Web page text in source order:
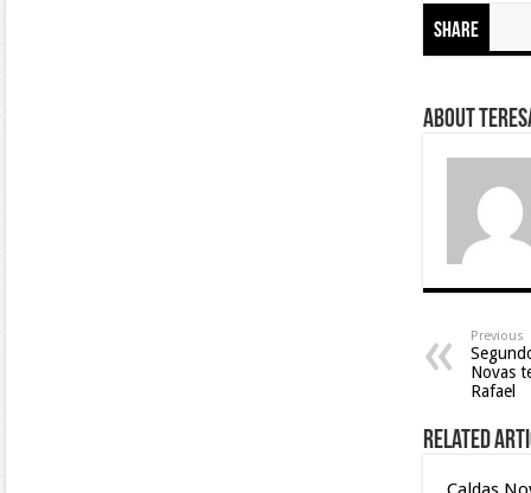
Share
About
Previous
Novas
Rafael
Related